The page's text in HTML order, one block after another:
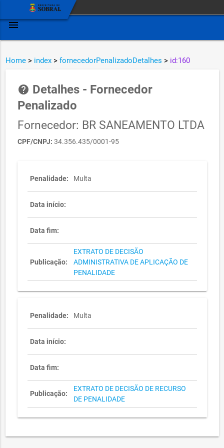
menu
Home > index > fornecedorPenalizadoDetalhes > id:160
help Detalhes - Fornecedor
Penalizado
Fornecedor: BR SANEAMENTO LTDA
CPF/CNPJ: 34.356.435/0001-95
Penalidade: Multa
Data início:
Data fim:
Publicação:
EXTRATO DE DECISÃO
ADMINISTRATIVA DE APLICAÇÃO DE
PENALIDADE
Penalidade: Multa
Data início:
Data fim:
Publicação:
EXTRATO DE DECISÃO DE RECURSO
DE PENALIDADE